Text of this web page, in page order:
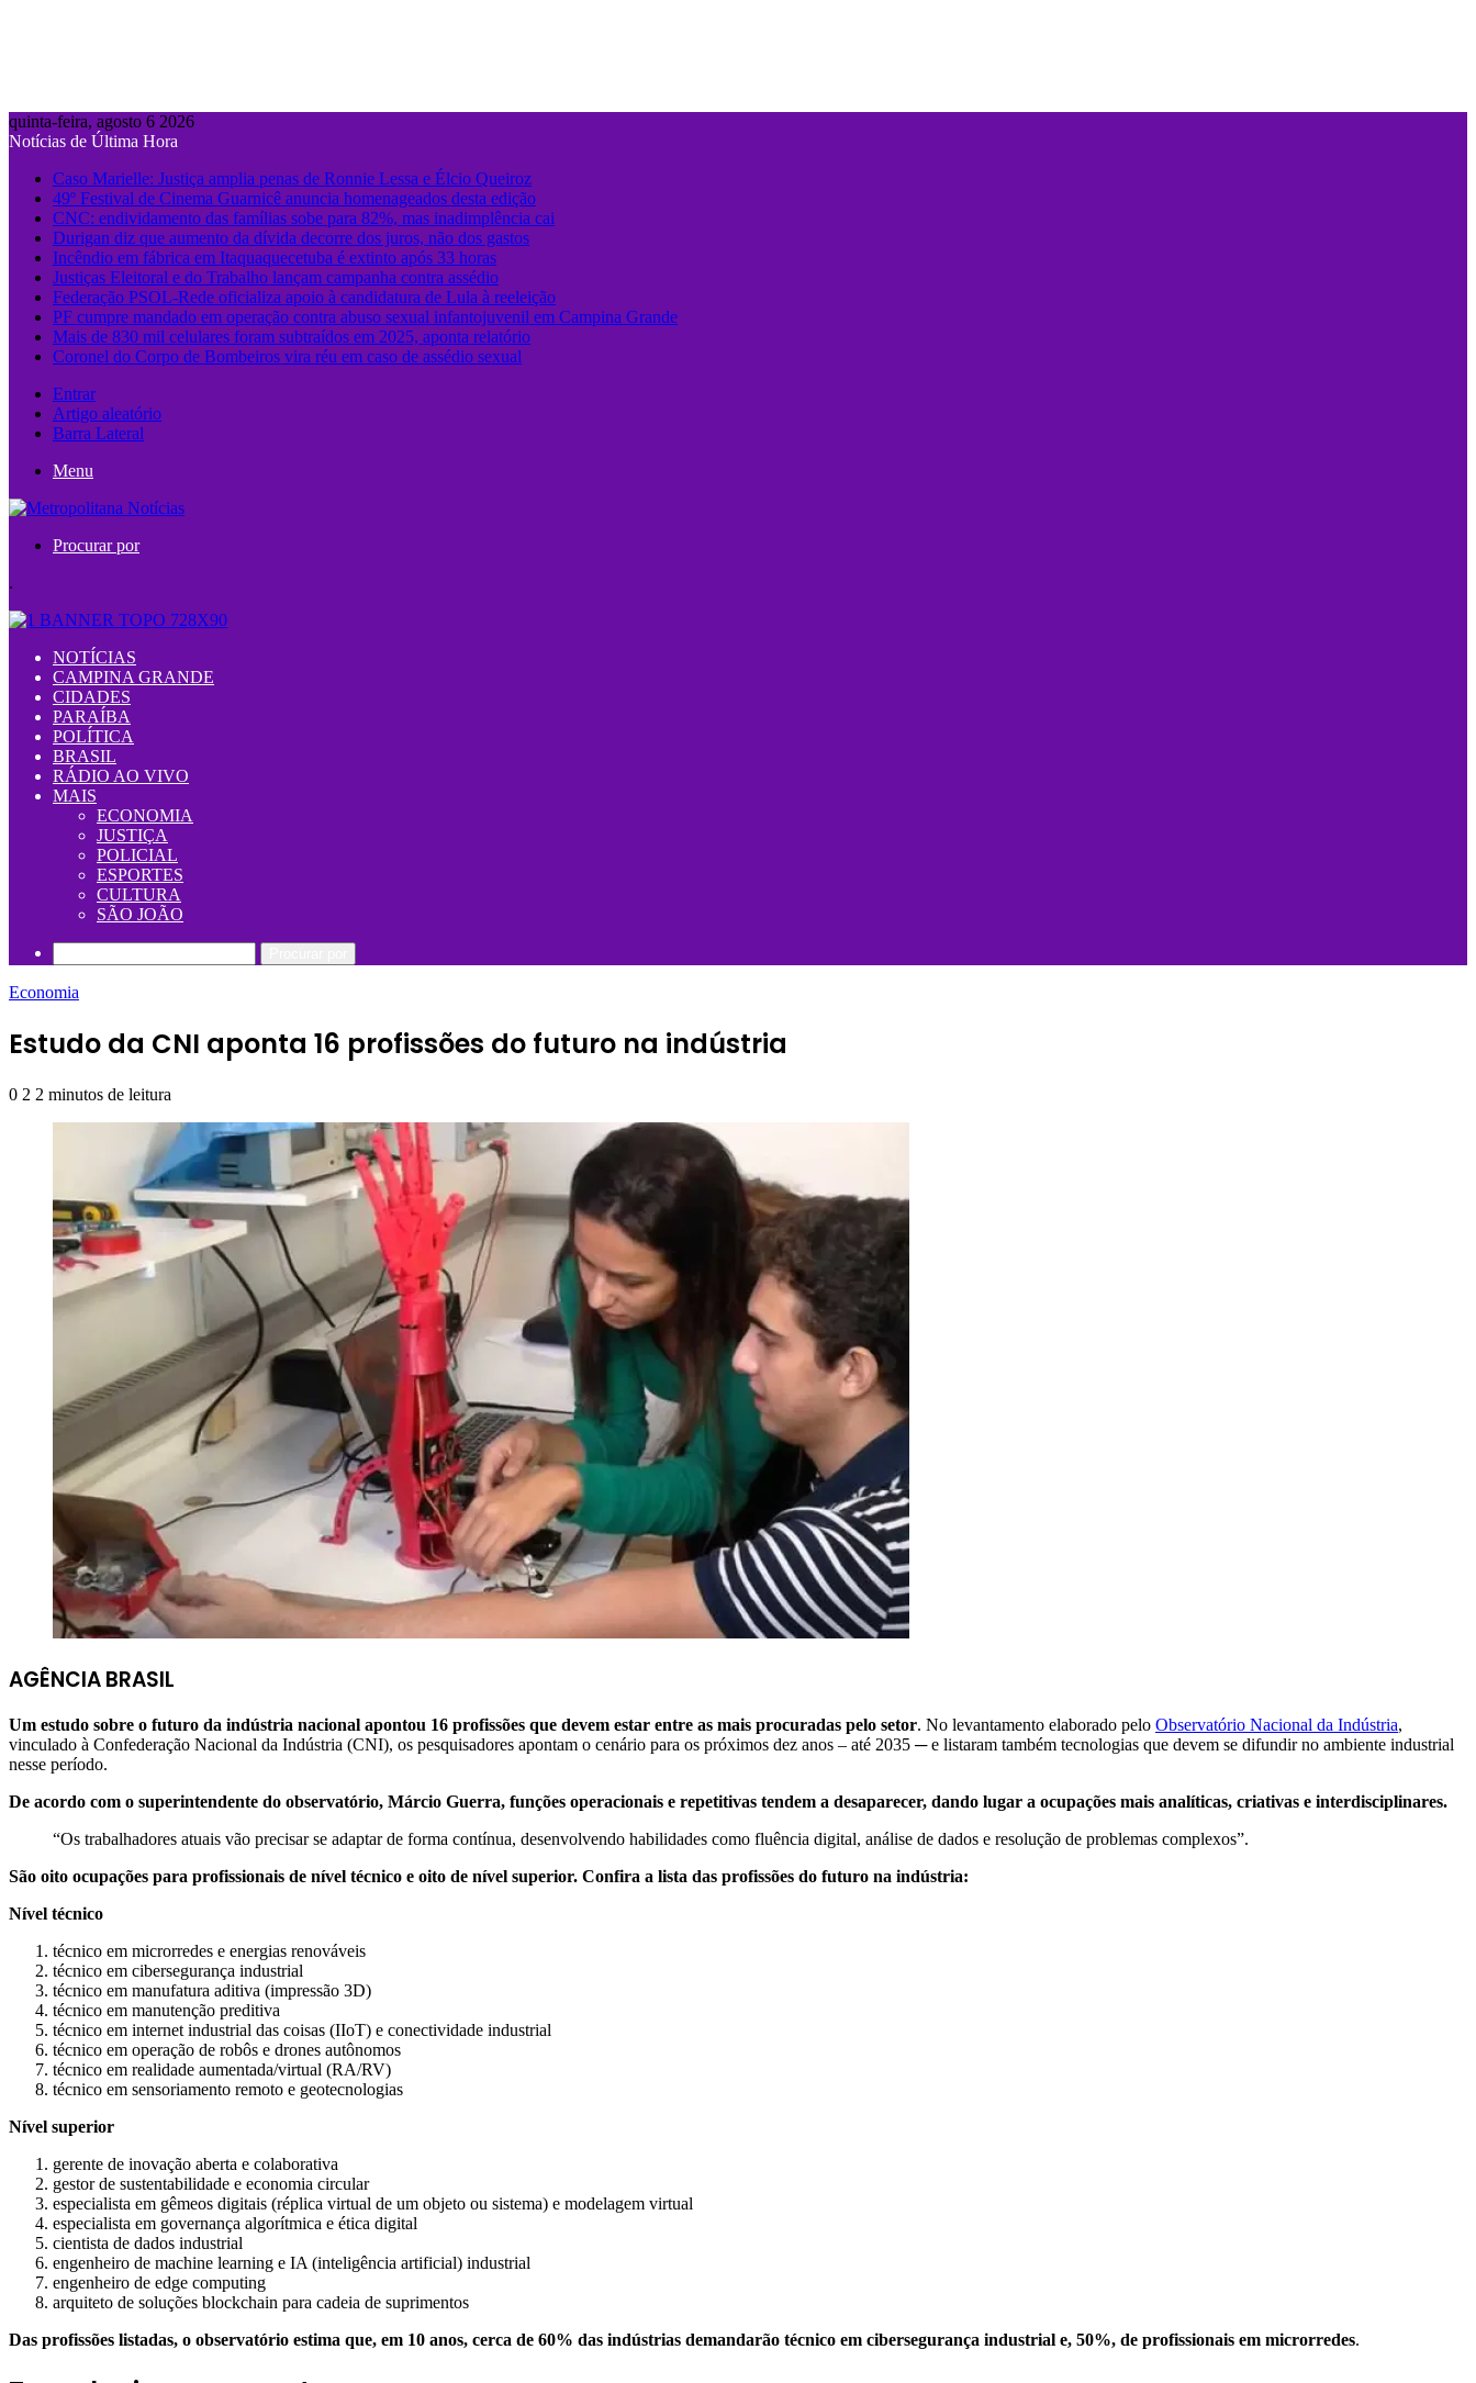
quinta-feira, agosto 6 2026
Notícias de Última Hora
Caso Marielle: Justiça amplia penas de Ronnie Lessa e Élcio Queiroz
49º Festival de Cinema Guarnicê anuncia homenageados desta edição
CNC: endividamento das famílias sobe para 82%, mas inadimplência cai
Durigan diz que aumento da dívida decorre dos juros, não dos gastos
Incêndio em fábrica em Itaquaquecetuba é extinto após 33 horas
Justiças Eleitoral e do Trabalho lançam campanha contra assédio
Federação PSOL-Rede oficializa apoio à candidatura de Lula à reeleição
PF cumpre mandado em operação contra abuso sexual infantojuvenil em Campina Grande
Mais de 830 mil celulares foram subtraídos em 2025, aponta relatório
Coronel do Corpo de Bombeiros vira réu em caso de assédio sexual
Entrar
Artigo aleatório
Barra Lateral
Menu
Procurar por
.
NOTÍCIAS
CAMPINA GRANDE
CIDADES
PARAÍBA
POLÍTICA
BRASIL
RÁDIO AO VIVO
MAIS
ECONOMIA
JUSTIÇA
POLICIAL
ESPORTES
CULTURA
SÃO JOÃO
Economia
Estudo da CNI aponta 16 profissões do futuro na indústria
0 2 2 minutos de leitura
AGÊNCIA BRASIL
Um estudo sobre o futuro da indústria nacional apontou 16 profissões que devem estar entre as mais procuradas pelo setor. No levantamento elaborado pelo Observatório Nacional da Indústria,
vinculado à Confederação Nacional da Indústria (CNI), os pesquisadores apontam o cenário para os próximos dez anos – até 2035 ─ e listaram também tecnologias que devem se difundir no ambiente industrial
nesse período.
De acordo com o superintendente do observatório, Márcio Guerra, funções operacionais e repetitivas tendem a desaparecer, dando lugar a ocupações mais analíticas, criativas e interdisciplinares.
“Os trabalhadores atuais vão precisar se adaptar de forma contínua, desenvolvendo habilidades como fluência digital, análise de dados e resolução de problemas complexos”.
São oito ocupações para profissionais de nível técnico e oito de nível superior. Confira a lista das profissões do futuro na indústria:
Nível técnico
técnico em microrredes e energias renováveis
técnico em cibersegurança industrial
técnico em manufatura aditiva (impressão 3D)
técnico em manutenção preditiva
técnico em internet industrial das coisas (IIoT) e conectividade industrial
técnico em operação de robôs e drones autônomos
técnico em realidade aumentada/virtual (RA/RV)
técnico em sensoriamento remoto e geotecnologias
Nível superior
gerente de inovação aberta e colaborativa
gestor de sustentabilidade e economia circular
especialista em gêmeos digitais (réplica virtual de um objeto ou sistema) e modelagem virtual
especialista em governança algorítmica e ética digital
cientista de dados industrial
engenheiro de machine learning e IA (inteligência artificial) industrial
engenheiro de edge computing
arquiteto de soluções blockchain para cadeia de suprimentos
Das profissões listadas, o observatório estima que, em 10 anos, cerca de 60% das indústrias demandarão técnico em cibersegurança industrial e, 50%, de profissionais em microrredes.